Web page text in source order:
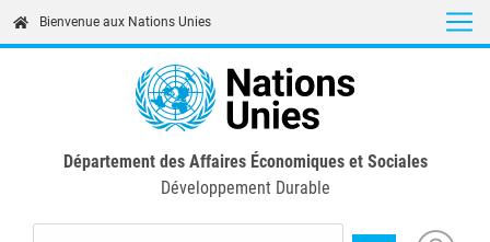
content
Bienvenue aux Nations Unies
Département des Affaires Économiques et Sociales
Développement Durable